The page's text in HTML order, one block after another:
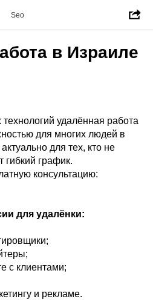
Seo
в Израиле
удалённая работа
для многих людей в
для тех, кто не
гибкий график.
консультацию:
для удалёнки:
с клиентами;
и рекламе.